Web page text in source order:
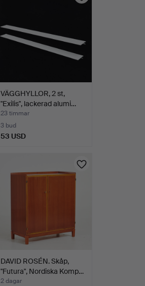
VÄGGHYLLOR, 2 st,
"Exilis", lackerad alumi…
23 timmar
3 bud
53 USD
DAVID ROSÉN. Skåp,
"Futura", Nordiska Komp…
2 dagar